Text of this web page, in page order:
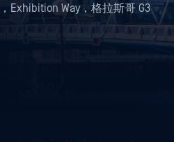
Exhibition Way，格拉斯哥 G3